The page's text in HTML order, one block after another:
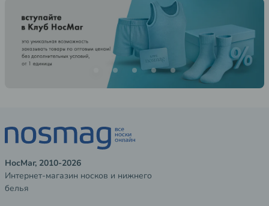
НосМаг, 2010-2026
Интернет-магазин носков и нижнего
белья